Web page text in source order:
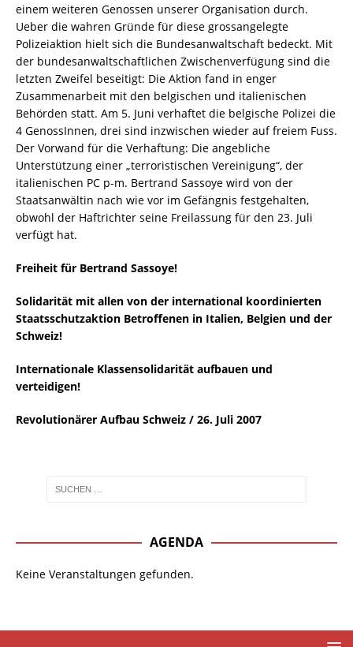
einem weiteren Genossen unserer Organisation durch.
Ueber die wahren Gründe für diese grossangelegte
Polizeiaktion hielt sich die Bundesanwaltschaft bedeckt. Mit
der bundesanwaltschaftlichen Zwischenverfügung sind die
letzten Zweifel beseitigt: Die Aktion fand in enger
Zusammenarbeit mit den belgischen und italienischen
Behörden statt. Am 5. Juni verhaftet die belgische Polizei die
4 GenossInnen, drei sind inzwischen wieder auf freiem Fuss.
Der Vorwand für die Verhaftung: Die angebliche
Unterstützung einer „terroristischen Vereinigung“, der
italienischen PC p-m. Bertrand Sassoye wird von der
Staatsanwältin nach wie vor im Gefängnis festgehalten,
obwohl der Haftrichter seine Freilassung für den 23. Juli
verfügt hat.
Freiheit für Bertrand Sassoye!
Solidarität mit allen von der international koordinierten
Staatsschutzaktion Betroffenen in Italien, Belgien und der
Schweiz!
Internationale Klassensolidarität aufbauen und
verteidigen!
Revolutionärer Aufbau Schweiz / 26. Juli 2007
AGENDA
Keine Veranstaltungen gefunden.